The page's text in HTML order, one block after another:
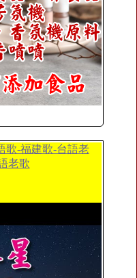
歌-福建歌-台語老
老歌